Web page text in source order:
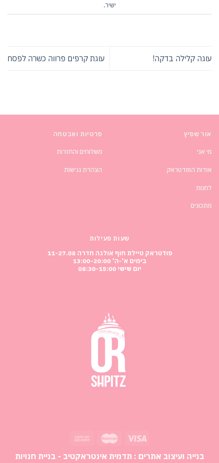
ישיר.
עוגה קלילה בדקה! עוגת קרפים פרווה כשרה לפסח
אור שפיץ
מי אני
אודות הפודטראק
לחנות
מתכונים
פרטיות ואבטחה
משלוחים והחזרות
הצהרת נגישות
שעות פעילות
פודטראק טיילת חוף אולגה חדרה 11-27.08
בימים א'-ה' 13:00-20:00
יום שישי 08:30-15:00
בנייה ועיצוב אתרים : תדמית אינטראקטיב - בניית חנויות